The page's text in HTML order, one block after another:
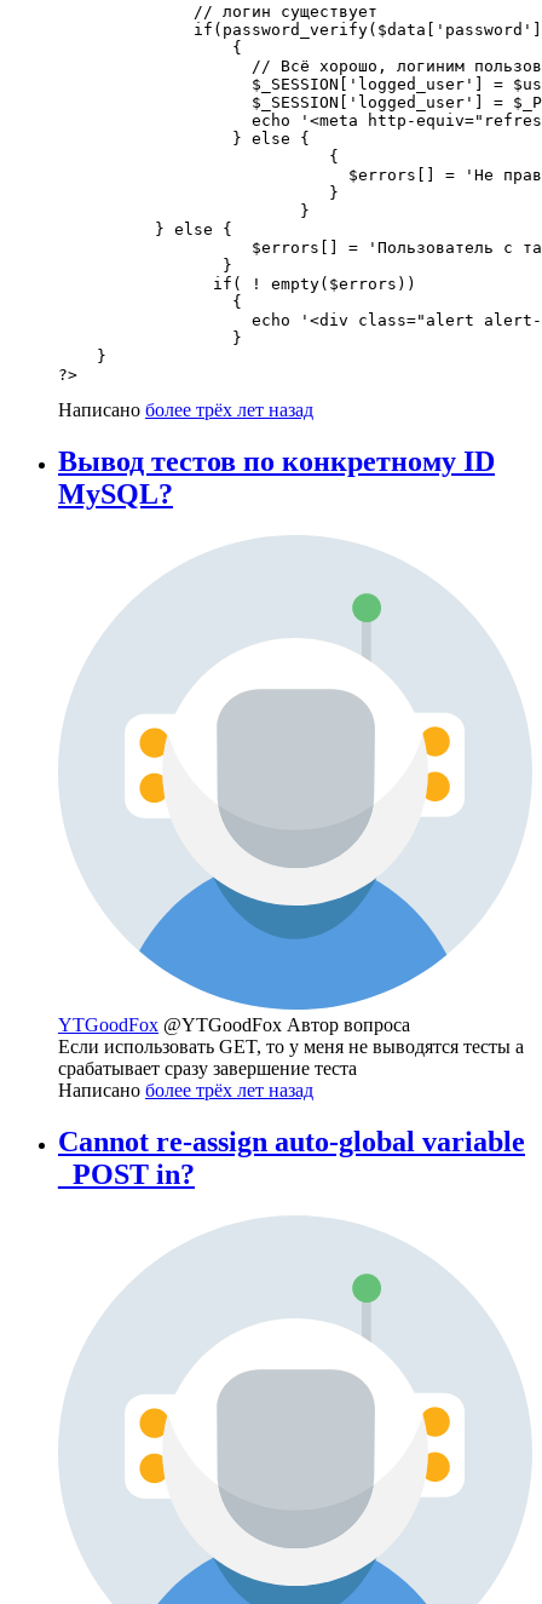
              // логин существует
                  {
// Всё хорошо, логиним
$_SESSION['logged_user'] =
$_SESSION['logged_user'] =
echo '<meta http-
                  } else {
                            {
$errors[] = 'Не
                            }
                         }
          } else {
$errors[] = 'Пользователь с
                 }
                if( ! empty($errors))
                  {
echo '<div class="alert
                  }
    }
?>
Написано более трёх лет назад
Вывод тестов по конкретному ID
MySQL?
YTGoodFox @YTGoodFox Автор вопроса
Если использовать GET, то у меня не выводятся тесты а
срабатывает сразу завершение теста
Написано более трёх лет назад
Cannot re-assign auto-global variable
_POST in?